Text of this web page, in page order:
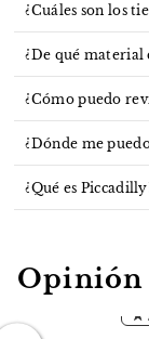
¿Cuáles son los
¿De qué material
¿Cómo puedo
¿Dónde me
¿Qué es
Opinión